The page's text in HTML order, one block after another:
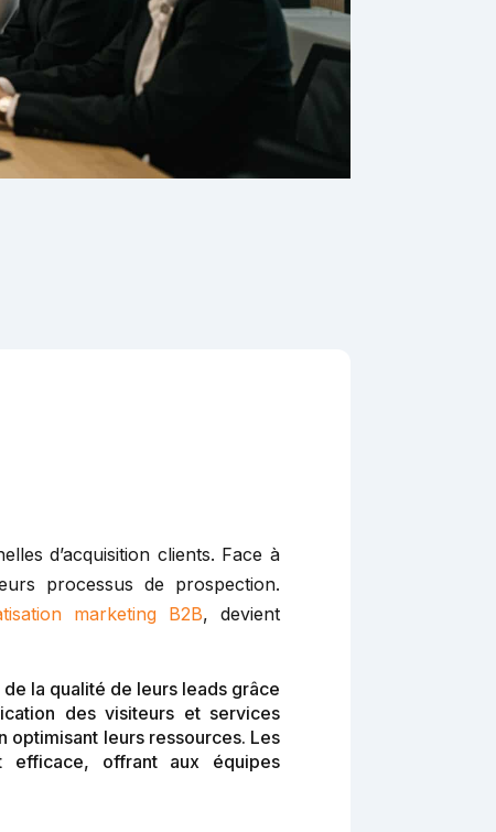
d’acquisition clients. Face à
processus de prospection.
marketing B2B, devient
la qualité de leurs leads grâce
des visiteurs et services
optimisant leurs ressources. Les
efficace, offrant aux équipes